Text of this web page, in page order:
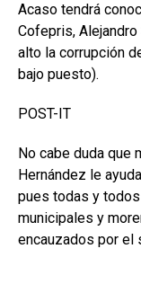
Acaso tendrá
Cofepris,
alto la corrupción
bajo puesto).
POST-IT
No cabe duda que
Hernández le
pues todas y
municipales y
encauzados por el